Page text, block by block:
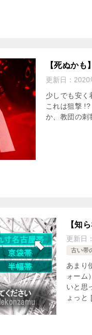
【死ぬか
更新日： 2020
少しでも安く
これは狙撃
か、教団の
【知
更新日：
古い帯
あまり
ォーム
いと思
ょっ